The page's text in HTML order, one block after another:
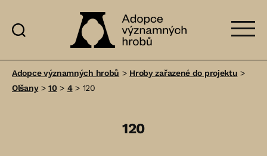
významných
Adopce významných hrobů > Hroby zařazené do projektu >
Olšany>10 > 4> 120
120